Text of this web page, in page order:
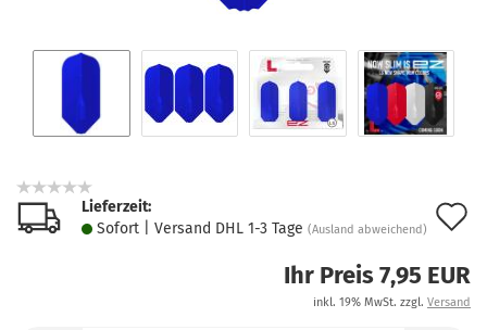
Lieferzeit:
Sofort | Versand DHL 1-3 Tage (Ausland abweichend)
Ihr Preis 7,95 EUR
inkl. 19% MwSt. zzgl. Versand